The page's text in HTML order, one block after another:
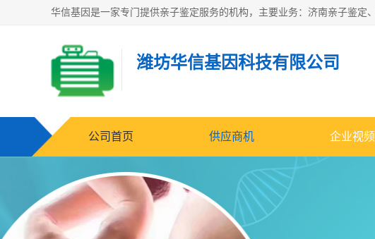
潍坊华信基因科技有限公司
公司首页 供应商机 企业视频